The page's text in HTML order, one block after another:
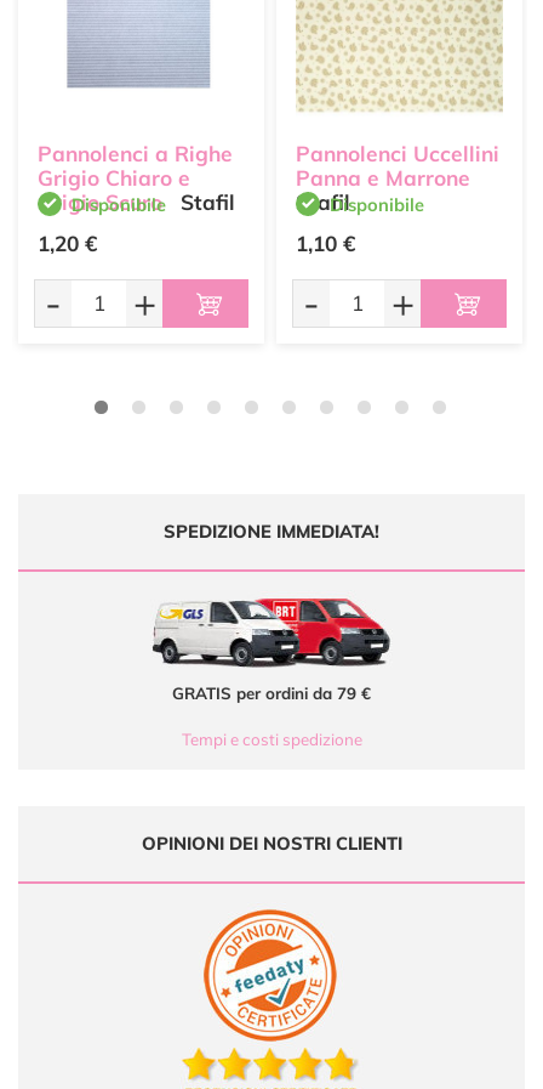
Pannolenci a Righe
Grigio Chiaro e
Grigio Scuro
Stafil
Disponibile
1,20 €
- +
Pannolenci Uccellini
Panna e Marrone
StafilDisponibile
1,10 €
- +
SPEDIZIONE IMMEDIATA!
GRATIS per ordini da 79 €
Tempi e costi spedizione
OPINIONI DEI NOSTRI CLIENTI